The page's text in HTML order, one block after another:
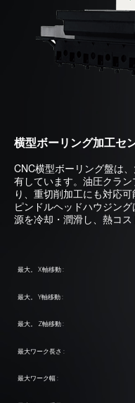
横型ボーリング加工セ
CNC横型ボーリング盤は
有しています。油圧クラ
り、重切削加工にも対応
ピンドルヘッドハウジン
源を冷却・潤滑し、熱コス
最大。 X軸移動 :
最大。 Y軸移動 :
最大。 Z軸移動 :
最大ワーク長さ :
最大ワーク幅 :